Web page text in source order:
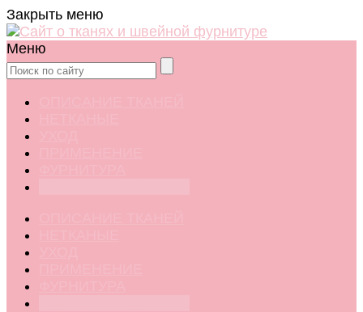
Закрыть меню
Меню